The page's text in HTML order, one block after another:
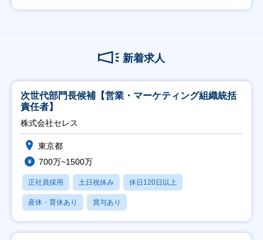
新着求人
次世代部門長候補【営業・マーケティング組織統括
責任者】
株式会社セレス
東京都
700万~1500万
正社員採用 土日祝休み 休日120日以上
産休・育休あり 賞与あり